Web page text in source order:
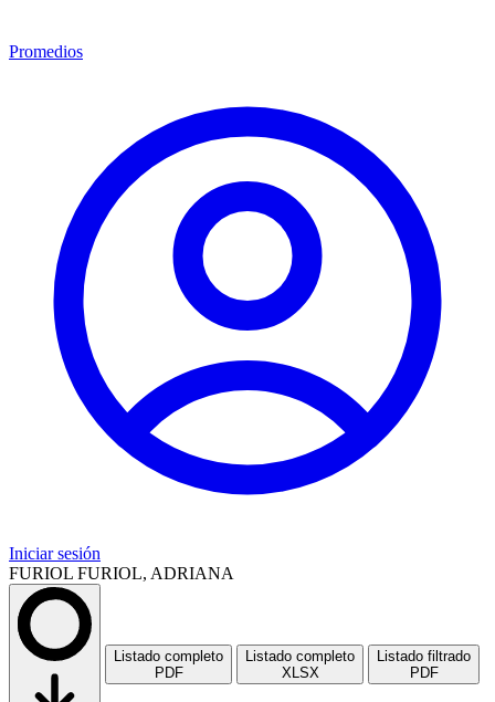
Promedios
Iniciar sesión
FURIOL FURIOL, ADRIANA
Listado completo
PDF
Listado completo
XLSX
Listado filtrado
PDF